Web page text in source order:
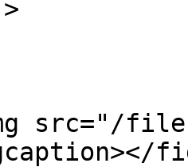
src="/files/